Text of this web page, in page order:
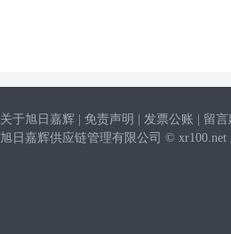
关于旭日嘉辉 免责声明 发票公账 留言
旭日嘉辉供应链管理有限公司 © xr100.net